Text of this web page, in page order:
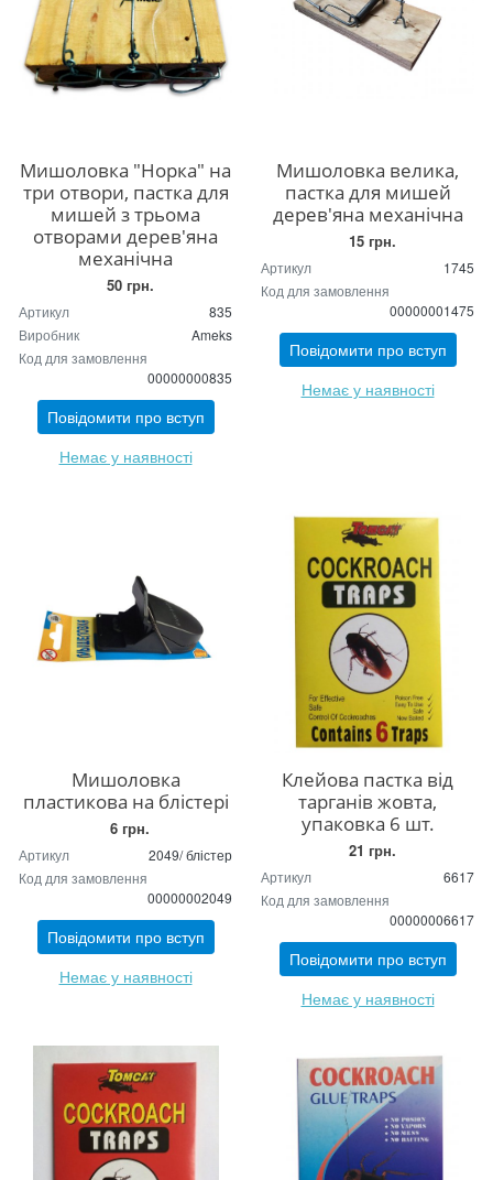
Мишоловка "Норка" на
три отвори, пастка для
мишей з трьома
отворами дерев'яна
механічна
50 грн.
Артикул
835
Виробник
Ameks
Код для замовлення
00000000835
Повідомити про вступ
Немає у наявності
Мишоловка велика,
пастка для мишей
дерев'яна механічна
15 грн.
Артикул
1745
Код для замовлення
00000001475
Повідомити про вступ
Немає у наявності
Мишоловка
пластикова на блістері
6 грн.
Артикул
2049/ блістер
Код для замовлення
00000002049
Повідомити про вступ
Немає у наявності
Клейова пастка від
тарганів жовта,
упаковка 6 шт.
21 грн.
Артикул
6617
Код для замовлення
00000006617
Повідомити про вступ
Немає у наявності